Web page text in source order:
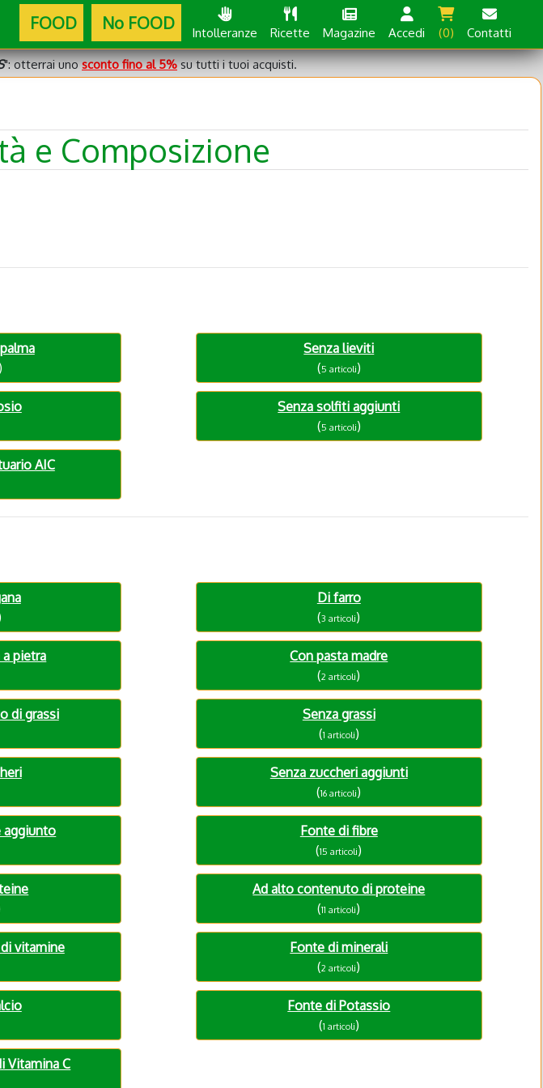
FOOD No FOOD Intolleranze Ricette Magazine Accedi (0) Contatti
": otterrai unosconto fino al 5%su tutti i tuoi acquisti.
e Composizione
)
Senza lieviti
(5 articoli)
Senza solfiti aggiunti
(5 articoli)
AIC
Di farro
(3 articoli)
a pietra
Con pasta madre
(2 articoli)
di grassi
Senza grassi
(1 articoli)
Senza zuccheri aggiunti
(16 articoli)
aggiunto
Fonte di fibre
(15 articoli)
Ad alto contenuto di proteine
(11 articoli)
vitamine
Fonte di minerali
(2 articoli)
Fonte di Potassio
(1 articoli)
Vitamina C